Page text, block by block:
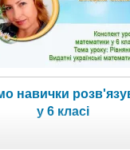
навички
у 6 класі